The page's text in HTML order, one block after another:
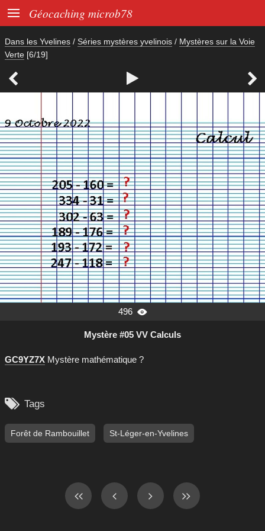
 Géocaching microb78
Dans les Yvelines / Séries mystères yvelinois / Mystères sur la Voie
Verte [6/19]
  
496 
Mystère #05 VV Calculs
GC9YZ7X Mystère mathématique ?
 Tags
Forêt de Rambouillet St-Léger-en-Yvelines